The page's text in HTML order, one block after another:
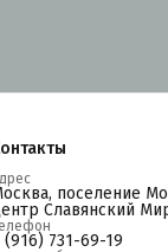
поселение
Славянский
(916) 731-69-19